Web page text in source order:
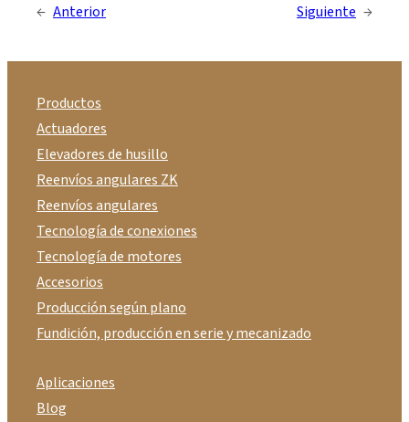
← Anterior Siguiente →
Productos
Actuadores
Elevadores de husillo
Reenvíos angulares ZK
Reenvíos angulares
Tecnología de conexiones
Tecnología de motores
Accesorios
Producción según plano
Fundición, producción en serie y mecanizado
Aplicaciones
Blog